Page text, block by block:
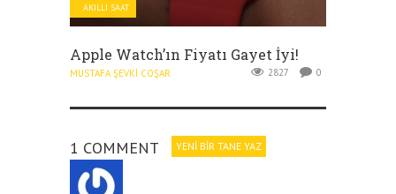
AKILLI SAAT
Apple Watch’ın Fiyatı Gayet İyi!
MUSTAFA ŞEVKI COŞAR 2827 0
1 COMMENT YENI BIR TANE YAZ